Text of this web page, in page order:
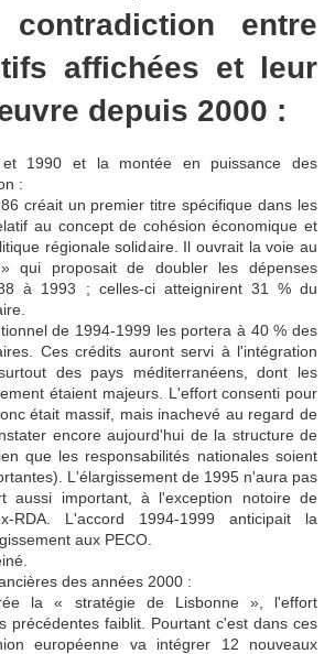
contradiction entre
affichées et leur
depuis 2000 :
1990 et la montée en puissance des
:
créait un premier titre spécifique dans les
au concept de cohésion économique et
régionale solidaire. Il ouvrait la voie au
» qui proposait de doubler les dépenses
à 1993 ; celles-ci atteignirent 31 % du
de 1994-1999 les portera à 40 % des
Ces crédits auront servi à l'intégration
des pays méditerranéens, dont les
étaient majeurs. L'effort consenti pour
était massif, mais inachevé au regard de
encore aujourd'hui de la structure de
que les responsabilités nationales soient
L'élargissement de 1995 n'aura pas
aussi important, à l'exception notoire de
RDA. L'accord 1994-1999 anticipait la
aux PECO.
des années 2000 :
la « stratégie de Lisbonne », l'effort
précédentes faiblit. Pourtant c'est dans ces
européenne va intégrer 12 nouveaux